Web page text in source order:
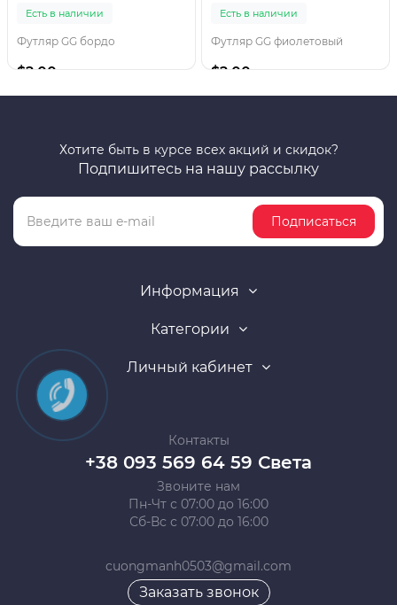
Есть в наличии
Футляр GG бордо
$2.00
Есть в наличии
Футляр GG фиолетовый
$2.00
Хотите быть в курсе всех акций и скидок?
Подпишитесь на нашу рассылку
Подписаться
Информация
Категории
Личный кабинет
Контакты
+38 093 569 64 59 Света
Звоните нам
Пн-Чт с 07:00 до 16:00
Сб-Вс с 07:00 до 16:00
cuongmanh0503@gmail.com
Заказать звонок